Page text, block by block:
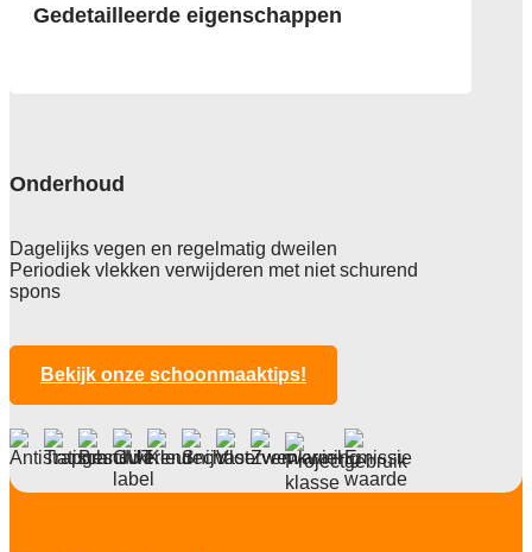
Gedetailleerde eigenschappen
kunststof
2,5 mm
Anti statisch
Lichtechtheid NF EN ISO 105-B02
>7
klasse W33
Brandwerend
Onderhoud
Dagelijks vegen en regelmatig dweilen
Periodiek vlekken verwijderen met niet schurend
spons
Bekijk onze schoonmaaktips!